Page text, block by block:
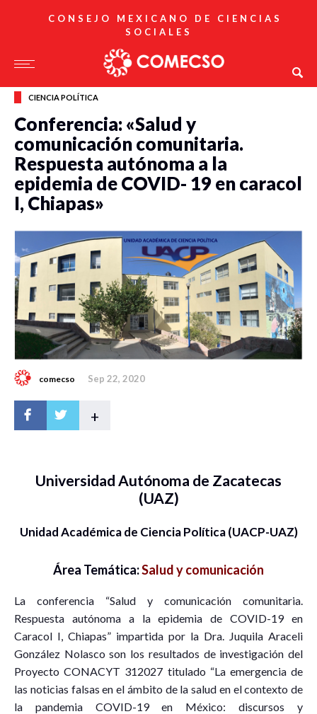
CONSEJO MEXICANO DE CIENCIAS
SOCIALES
CIENCIA POLÍTICA
Conferencia: «Salud y
comunicación comunitaria.
Respuesta autónoma a la
epidemia de COVID- 19 en caracol
I, Chiapas»
comecso Sep 22, 2020
+
Universidad Autónoma de Zacatecas
(UAZ)
Unidad Académica de Ciencia Política (UACP-UAZ)
Área Temática:Salud y comunicación
La conferencia “Salud y comunicación comunitaria.
Respuesta autónoma a la epidemia de COVID-19 en
Caracol I, Chiapas” impartida por la Dra. Juquila Araceli
González Nolasco son los resultados de investigación del
Proyecto CONACYT 312027 titulado “La emergencia de
las noticias falsas en el ámbito de la salud en el contexto de
la pandemia COVID-19 en México: discursos y